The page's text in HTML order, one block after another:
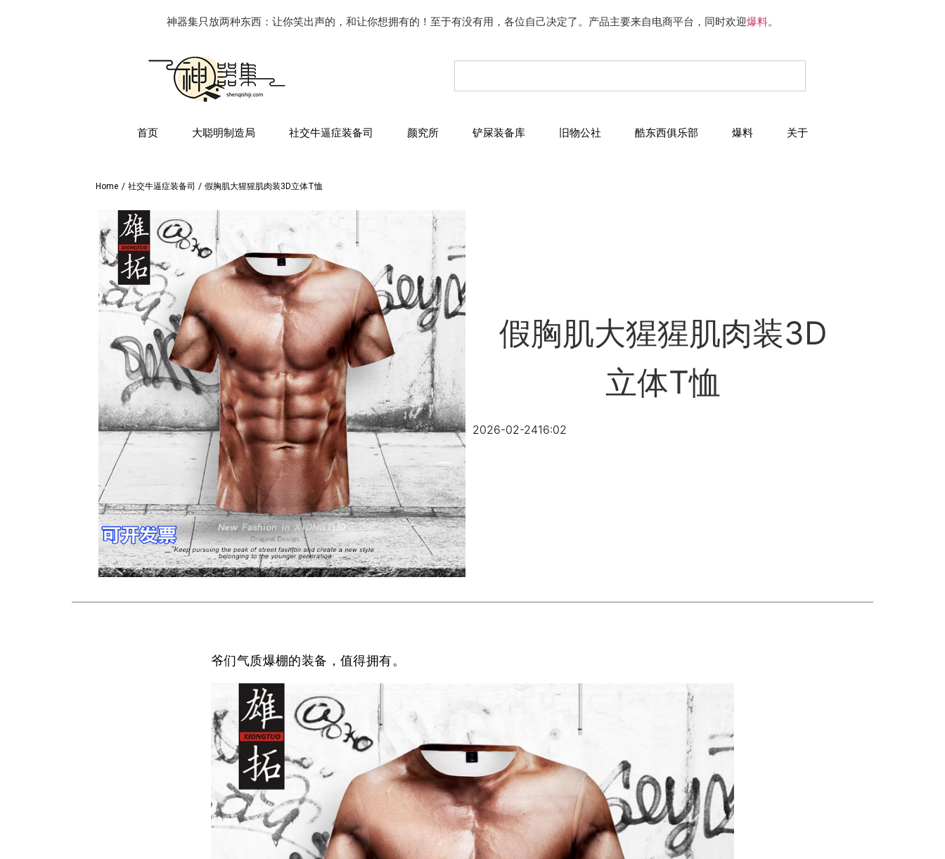
神器集只放两种东西：让你笑出声的，和让你想拥有的！至于有没有用，各位自己决定了。产品主要来自电商平台，同时欢迎爆料。
首页 大聪明制造局 社交牛逼症装备司 颜究所 铲屎装备库 旧物公社 酷东西俱乐部 爆料 关于
Home / 社交牛逼症装备司 / 假胸肌大猩猩肌肉装3D立体T恤
假胸肌大猩猩肌肉装3D
立体T恤
2026-02-2416:02
爷们气质爆棚的装备，值得拥有。